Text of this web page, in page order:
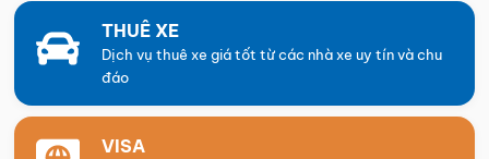
THUÊ XE
Dịch vụ thuê xe giá tốt từ các nhà xe uy tín và chu
đáo
VISA